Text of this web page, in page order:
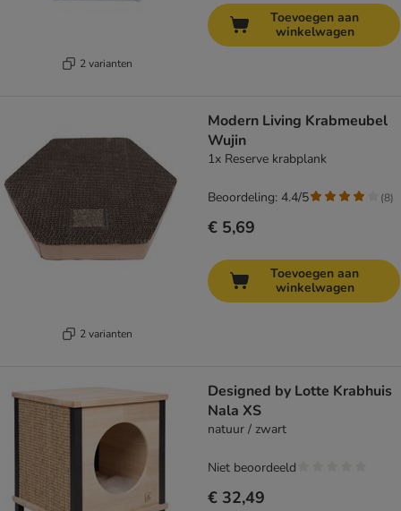
2 varianten
Toevoegen aan
winkelwagen
2 varianten
Modern Living Krabmeubel
Wujin
1x Reserve krabplank
€ 5,69
Beoordeling: 4.4/5 (8)
Toevoegen aan
winkelwagen
Designed by Lotte Krabhuis
Nala XS
natuur / zwart
€ 32,49
Niet beoordeeld